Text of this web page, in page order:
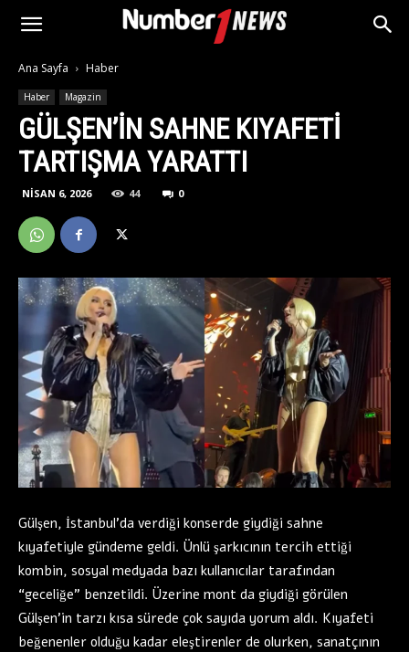
Ana Sayfa Haber
Haber Magazin
GÜLŞEN’IN SAHNE KIYAFETI
TARTIŞMA YARATTI
NISAN 6, 2026 44 0
Gülşen, İstanbul’da verdiği konserde giydiği sahne
kıyafetiyle gündeme geldi. Ünlü şarkıcının tercih ettiği
kombin, sosyal medyada bazı kullanıcılar tarafından
“geceliğe” benzetildi. Üzerine mont da giydiği görülen
Gülşen’in tarzı kısa sürede çok sayıda yorum aldı. Kıyafeti
beğenenler olduğu kadar eleştirenler de olurken, sanatçının